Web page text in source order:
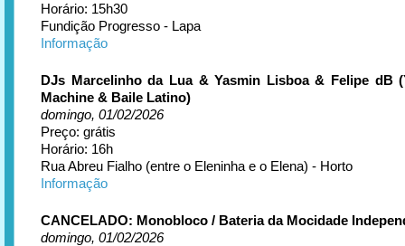
Horário: 15h30
Fundição Progresso - Lapa
Informação
DJs Marcelinho da Lua & Yasmin Lisboa & Felipe dB
Machine & Baile Latino)
domingo, 01/02/2026
Preço: grátis
Horário: 16h
Rua Abreu Fialho (entre o Eleninha e o Elena) - Horto
Informação
CANCELADO: Monobloco / Bateria da Mocidade
domingo, 01/02/2026